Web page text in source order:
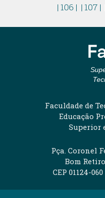
| 106 | | 107 |
Faculdade de
Educação
Superior
Pça. Coronel
Bom
CEP 01124-